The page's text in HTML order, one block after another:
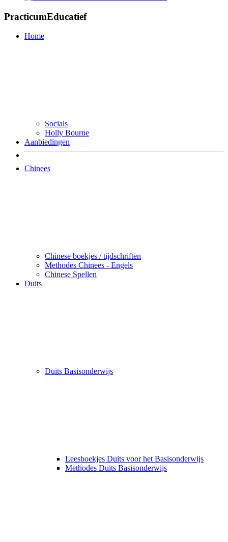
PracticumEducatief
Home
Socials
Holly Bourne
Aanbiedingen
Chinees
Chinese boekjes / tijdschriften
Methodes Chinees - Engels
Chinese Spellen
Duits
Duits Basisonderwijs
Leesboekjes Duits voor het Basisonderwijs
Methodes Duits Basisonderwijs